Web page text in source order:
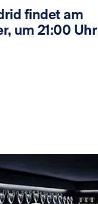
findet am
um 21:00 Uhr